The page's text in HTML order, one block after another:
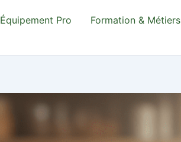
Équipement Pro
Formation & Métiers